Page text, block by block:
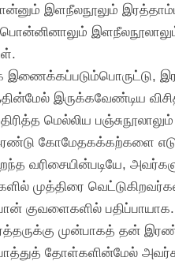
இளநீலநூலும்
இளநீலநூலாலும்
இணைக்கப்படும்பொருட்டு,
இருக்கவேண்டிய
திரித்த மெல்லிய
கோமேதகக்கற்களை
வரிசையின்படியே,
முத்திரை
குவளைகளில் பதிப்பாயாக.
முன்பாகத் தன்
தோள்களின்மேல்